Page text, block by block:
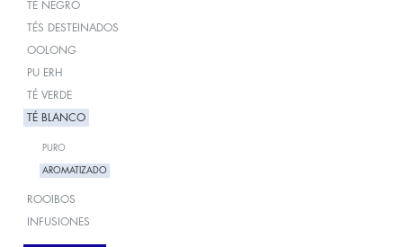
TÉ NEGRO
TÉS DESTEINADOS
OOLONG
PU ERH
TÉ VERDE
TÉ BLANCO
PURO
AROMATIZADO
ROOIBOS
INFUSIONES